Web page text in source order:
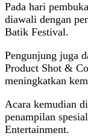
Pada hari
diawali dengan
Batik Festival.
Pengunjung juga
Product Shot &
meningkatkan
Acara kemudian
penampilan
Entertainment.